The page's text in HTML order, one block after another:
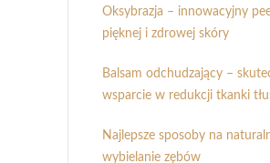
Oksybrazja – innowacyjny
pięknej i zdrowej skóry
Balsam odchudzający –
wsparcie w redukcji tkanki
Najlepsze sposoby na
wybielanie zębów